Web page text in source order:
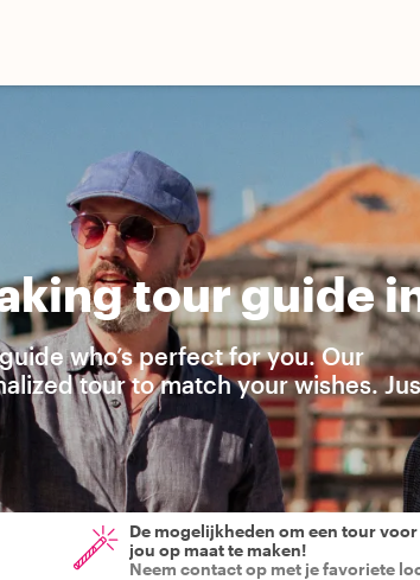
tour guide
who’s perfect for you. Our
tour to match your wishes.
De mogelijkheden om een tour voor
jou op maat te maken!
Neem contact op met je favoriete